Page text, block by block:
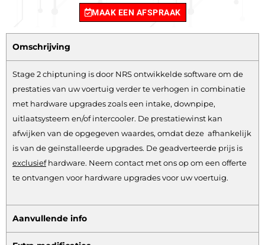
MAAK EEN AFSPRAAK
Omschrijving
Stage 2 chiptuning is door NRS ontwikkelde software om de
prestaties van uw voertuig verder te verhogen in combinatie
met hardware upgrades zoals een intake, downpipe,
uitlaatsysteem en/of intercooler. De prestatiewinst kan
afwijken van de opgegeven waardes, omdat deze afhankelijk
is van de geïnstalleerde upgrades. De geadverteerde prijs is
exclusiefhardware. Neem contact met ons op om een offerte
te ontvangen voor hardware upgrades voor uw voertuig.
Aanvullende info